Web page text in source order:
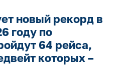
новый рекорд в
году по
64 рейса,
которых –